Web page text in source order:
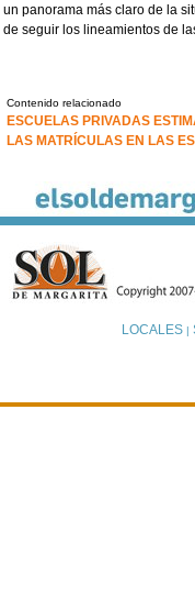
un panorama más claro de la
de seguir los lineamientos de
Contenido relacionado
ESCUELAS PRIVADAS
LAS MATRÍCULAS EN LAS
LOCALES|